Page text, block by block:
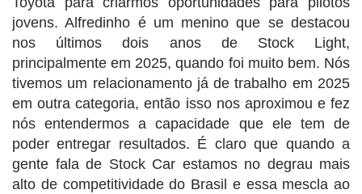
jovens. Alfredinho é um menino que se destacou
nos últimos dois anos de Stock Light,
principalmente em 2025, quando foi muito bem. Nós
tivemos um relacionamento já de trabalho em 2025
em outra categoria, então isso nos aproximou e fez
nós entendermos a capacidade que ele tem de
poder entregar resultados. É claro que quando a
gente fala de Stock Car estamos no degrau mais
alto de competitividade do Brasil e essa mescla ao